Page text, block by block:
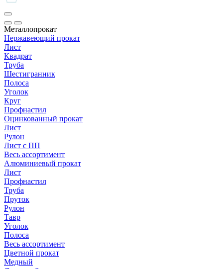
Металлопрокат
Нержавеющий прокат
Лист
Квадрат
Труба
Шестигранник
Полоса
Уголок
Круг
Профнастил
Оцинкованный прокат
Лист
Рулон
Лист с ПП
Весь ассортимент
Алюминиевый прокат
Лист
Профнастил
Труба
Пруток
Рулон
Тавр
Уголок
Полоса
Весь ассортимент
Цветной прокат
Медный